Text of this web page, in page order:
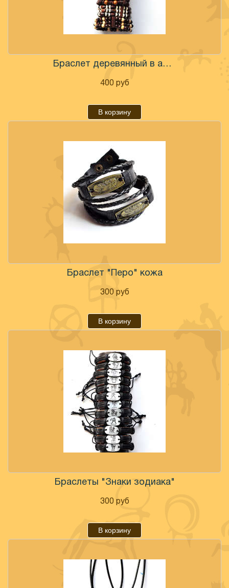
Браслет деревянный в ассортименте
400 руб
В корзину
Браслет "Перо" кожа
300 руб
В корзину
Браслеты "Знаки зодиака"
300 руб
В корзину